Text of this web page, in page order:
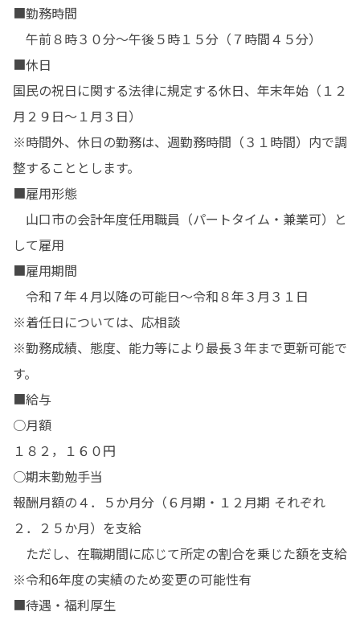
■勤務時間
午前８時３０分～午後５時１５分（７時間４５分）
■休日
国民の祝日に関する法律に規定する休日、年末年始（１２
月２９日～１月３日）
※時間外、休日の勤務は、週勤務時間（３１時間）内で調
整することとします。
■雇用形態
山口市の会計年度任用職員（パートタイム・兼業可）と
して雇用
■雇用期間
令和７年４月以降の可能日～令和８年３月３１日
※着任日については、応相談
※勤務成績、態度、能力等により最長３年まで更新可能で
す。
■給与
○月額
１８２，１６０円
○期末勤勉手当
報酬月額の４．５か月分（６月期・１２月期 それぞれ
２．２５か月）を支給
ただし、在職期間に応じて所定の割合を乗じた額を支給
※令和6年度の実績のため変更の可能性有
■待遇・福利厚生